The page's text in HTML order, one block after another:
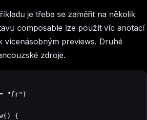
je třeba se zaměřit na několik
composable lze použít víc anotací
vícenásobným previews. Druhé
zdroje.
= "fr")
{